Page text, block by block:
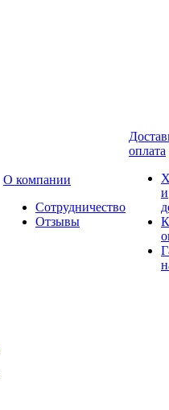
О компании
Сотрудничество
Отзывы
оплата
и